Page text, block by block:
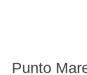
Punto